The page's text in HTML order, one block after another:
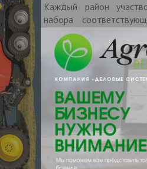
Каждый район
набора
направленных на
прошлом году на это
мало времени. "Уже
определенной
результат, -
И в рамках пятилетки,
надо посмотреть, на
уровне находимся,
какие нужно принять
исправить".